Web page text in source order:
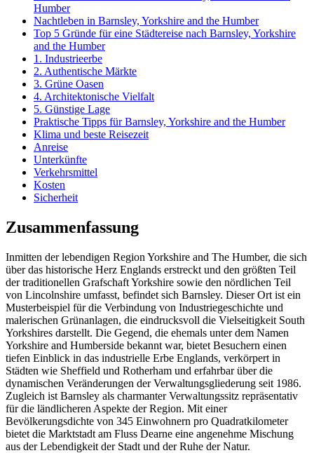
Humber
Nachtleben in Barnsley, Yorkshire and the Humber
Top 5 Gründe für eine Städtereise nach Barnsley, Yorkshire
and the Humber
1. Industrieerbe
2. Authentische Märkte
3. Grüne Oasen
4. Architektonische Vielfalt
5. Günstige Lage
Praktische Tipps für Barnsley, Yorkshire and the Humber
Klima und beste Reisezeit
Anreise
Unterkünfte
Verkehrsmittel
Kosten
Sicherheit
Zusammenfassung
Inmitten der lebendigen Region Yorkshire and The Humber, die sich
über das historische Herz Englands erstreckt und den größten Teil
der traditionellen Grafschaft Yorkshire sowie den nördlichen Teil
von Lincolnshire umfasst, befindet sich Barnsley. Dieser Ort ist ein
Musterbeispiel für die Verbindung von Industriegeschichte und
malerischen Grünanlagen, die eindrucksvoll die Vielseitigkeit South
Yorkshires darstellt. Die Gegend, die ehemals unter dem Namen
Yorkshire and Humberside bekannt war, bietet Besuchern einen
tiefen Einblick in das industrielle Erbe Englands, verkörpert in
Städten wie Sheffield und Rotherham und erfahrbar über die
dynamischen Veränderungen der Verwaltungsgliederung seit 1986.
Zugleich ist Barnsley als charmanter Verwaltungssitz repräsentativ
für die ländlicheren Aspekte der Region. Mit einer
Bevölkerungsdichte von 345 Einwohnern pro Quadratkilometer
bietet die Marktstadt am Fluss Dearne eine angenehme Mischung
aus der Lebendigkeit der Stadt und der Ruhe der Natur.